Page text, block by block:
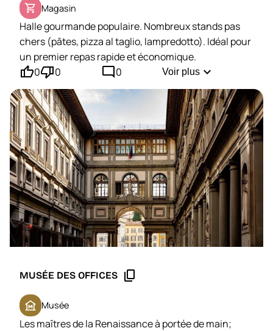
shopping_cart Magasin
Halle gourmande populaire. Nombreux stands pas
chers (pâtes, pizza al taglio, lampredotto). Idéal pour
un premier repas rapide et économique.
thumb_up'0thumb_down'0 mode_comment0 Voir plus expand_more
MUSÉE DES OFFICES content_copy
museum Musée
Les maîtres de la Renaissance à portée de main;